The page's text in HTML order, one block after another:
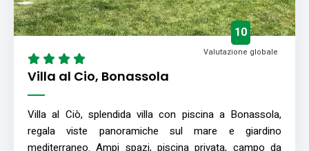
Villa al Cio, Bonassola
10
Valutazione globale
Villa al Ciò, splendida villa con piscina a Bonassola,
regala viste panoramiche sul mare e giardino
mediterraneo. Ampi spazi, piscina privata, campo da